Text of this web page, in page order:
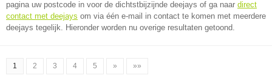
pagina uw postcode in voor de dichtstbijzijnde deejays of ga naar direct
contact met deejays om via één e-mail in contact te komen met meerdere
deejays tegelijk. Hieronder worden nu overige resultaten getoond.
1 2 3 4 5 » »»